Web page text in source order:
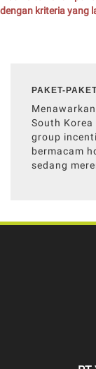
dengan kriteria yang
PAKET-
South
group
bermacam
sedang